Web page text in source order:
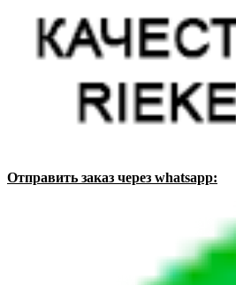
Отправить заказ через whatsapp: